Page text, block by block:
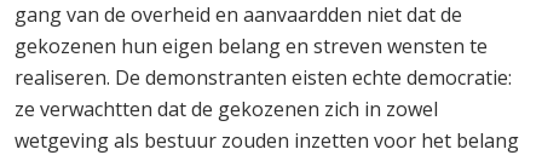
gang van de overheid en aanvaardden niet dat de
gekozenen hun eigen belang en streven wensten te
realiseren. De demonstranten eisten echte democratie:
ze verwachtten dat de gekozenen zich in zowel
wetgeving als bestuur zouden inzetten voor het belang